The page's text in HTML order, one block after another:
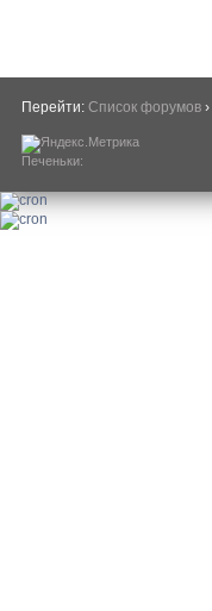
Перейти: Список форумов ›
Печеньки: